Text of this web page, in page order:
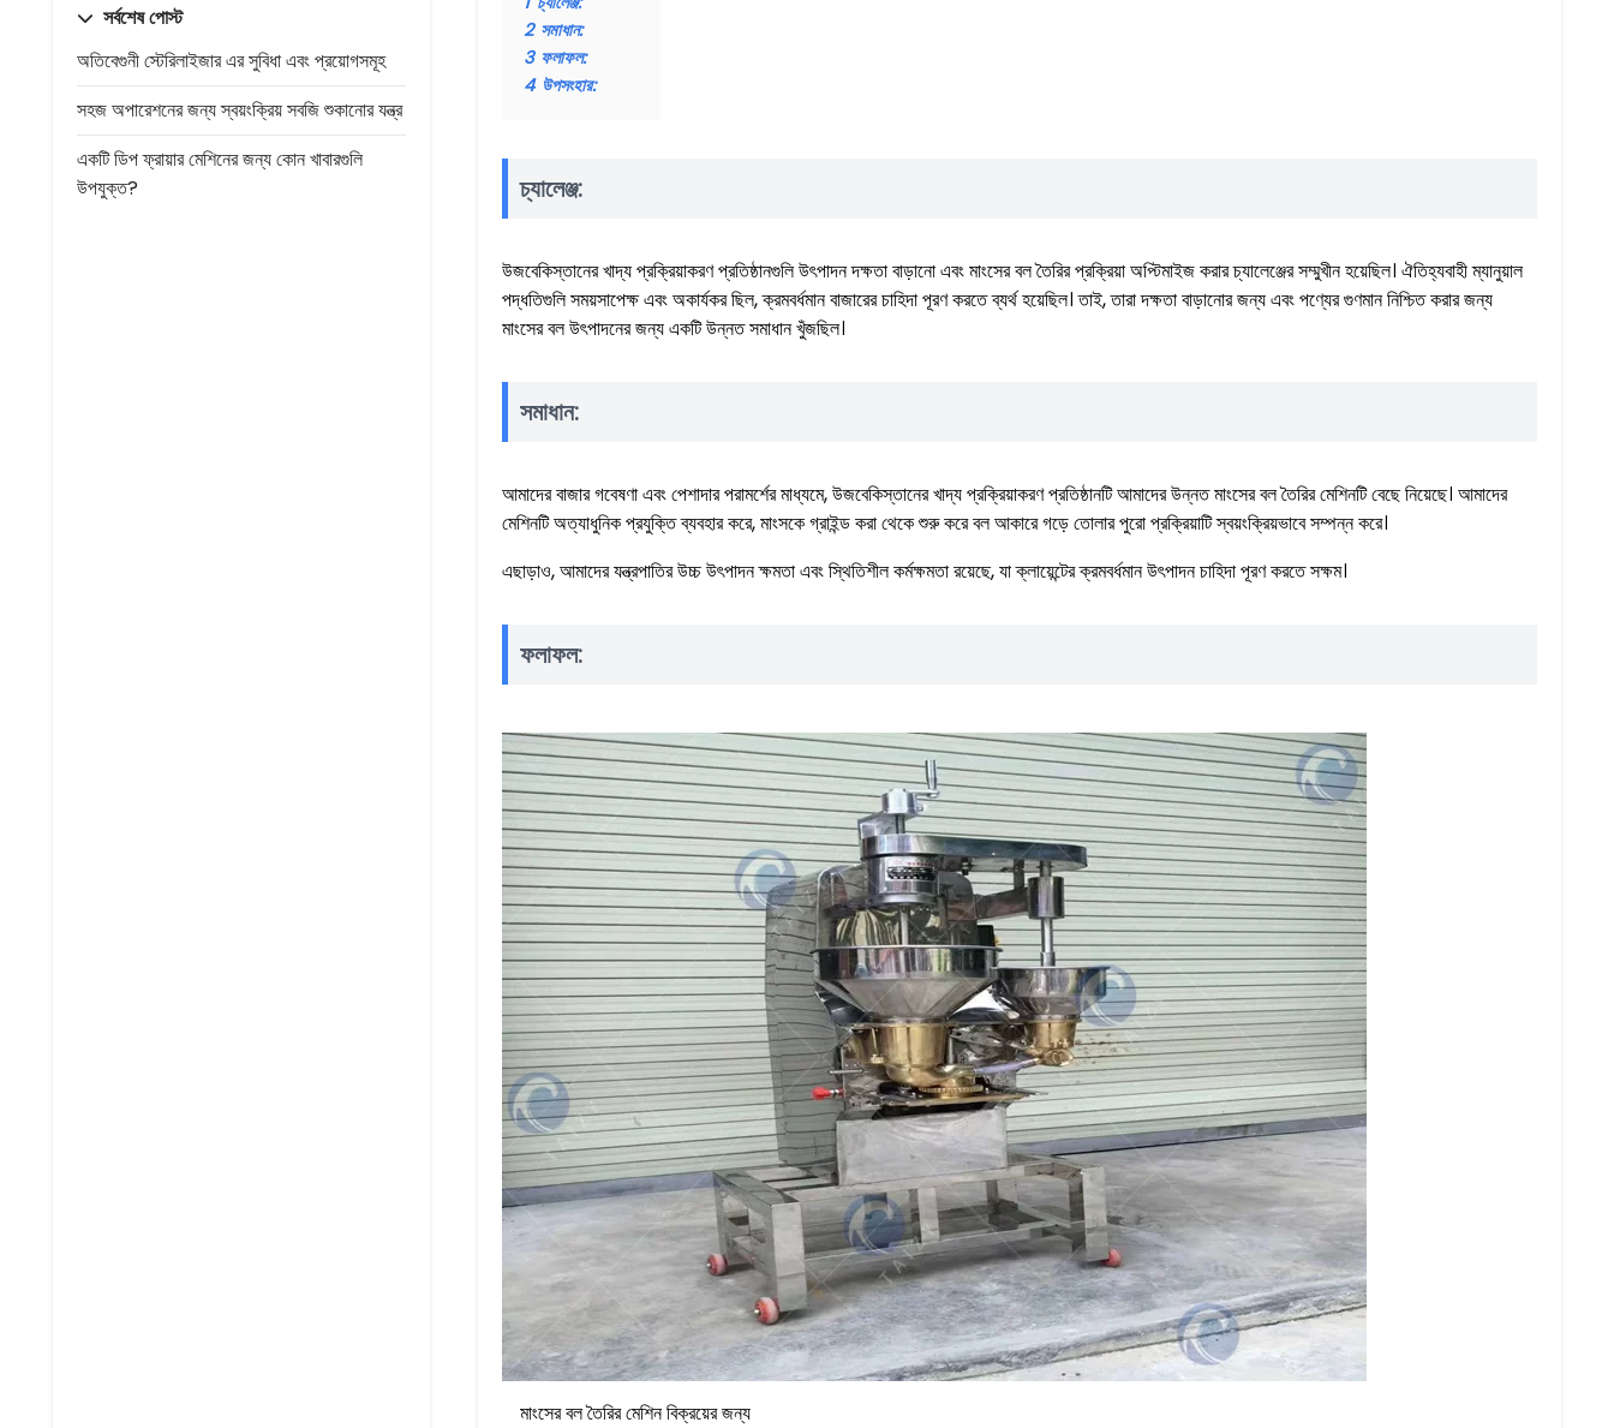
সর্বশেষ পোস্ট
অতিবেগুনী স্টেরিলাইজার এর সুবিধা এবং প্রয়োগসমূহ
সহজ অপারেশনের জন্য স্বয়ংক্রিয় সবজি শুকানোর যন্ত্র
একটি ডিপ ফ্রায়ার মেশিনের জন্য কোন খাবারগুলি
উপযুক্ত?
2 সমাধান:
3 ফলাফল:
4 উপসংহার:
চ্যালেঞ্জ:
উজবেকিস্তানের খাদ্য প্রক্রিয়াকরণ প্রতিষ্ঠানগুলি উৎপাদন দক্ষতা বাড়ানো এবং মাংসের বল তৈরির প্রক্রিয়া অপ্টিমাইজ করার চ্যালেঞ্জের সম্মুখীন হয়েছিল। ঐতিহ্যবাহী ম্যানুয়াল
পদ্ধতিগুলি সময়সাপেক্ষ এবং অকার্যকর ছিল, ক্রমবর্ধমান বাজারের চাহিদা পূরণ করতে ব্যর্থ হয়েছিল। তাই, তারা দক্ষতা বাড়ানোর জন্য এবং পণ্যের গুণমান নিশ্চিত করার জন্য
মাংসের বল উৎপাদনের জন্য একটি উন্নত সমাধান খুঁজছিল।
সমাধান:
আমাদের বাজার গবেষণা এবং পেশাদার পরামর্শের মাধ্যমে, উজবেকিস্তানের খাদ্য প্রক্রিয়াকরণ প্রতিষ্ঠানটি আমাদের উন্নত মাংসের বল তৈরির মেশিনটি বেছে নিয়েছে। আমাদের
মেশিনটি অত্যাধুনিক প্রযুক্তি ব্যবহার করে, মাংসকে গ্রাইন্ড করা থেকে শুরু করে বল আকারে গড়ে তোলার পুরো প্রক্রিয়াটি স্বয়ংক্রিয়ভাবে সম্পন্ন করে।
এছাড়াও, আমাদের যন্ত্রপাতির উচ্চ উৎপাদন ক্ষমতা এবং স্থিতিশীল কর্মক্ষমতা রয়েছে, যা ক্লায়েন্টের ক্রমবর্ধমান উৎপাদন চাহিদা পূরণ করতে সক্ষম।
ফলাফল:
মাংসের বল তৈরির মেশিন বিক্রয়ের জন্য